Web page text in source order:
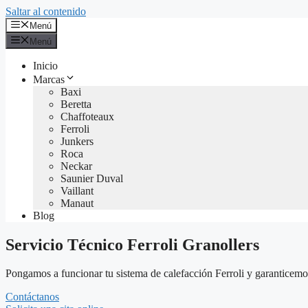
Saltar al contenido
Menú
Menú
Inicio
Marcas
Baxi
Beretta
Chaffoteaux
Ferroli
Junkers
Roca
Neckar
Saunier Duval
Vaillant
Manaut
Blog
Servicio Técnico Ferroli Granollers
Pongamos a funcionar tu sistema de calefacción Ferroli y
Contáctanos